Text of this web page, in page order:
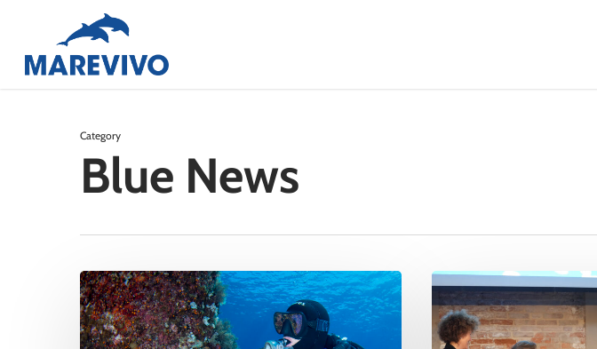
main
Category
Blue News